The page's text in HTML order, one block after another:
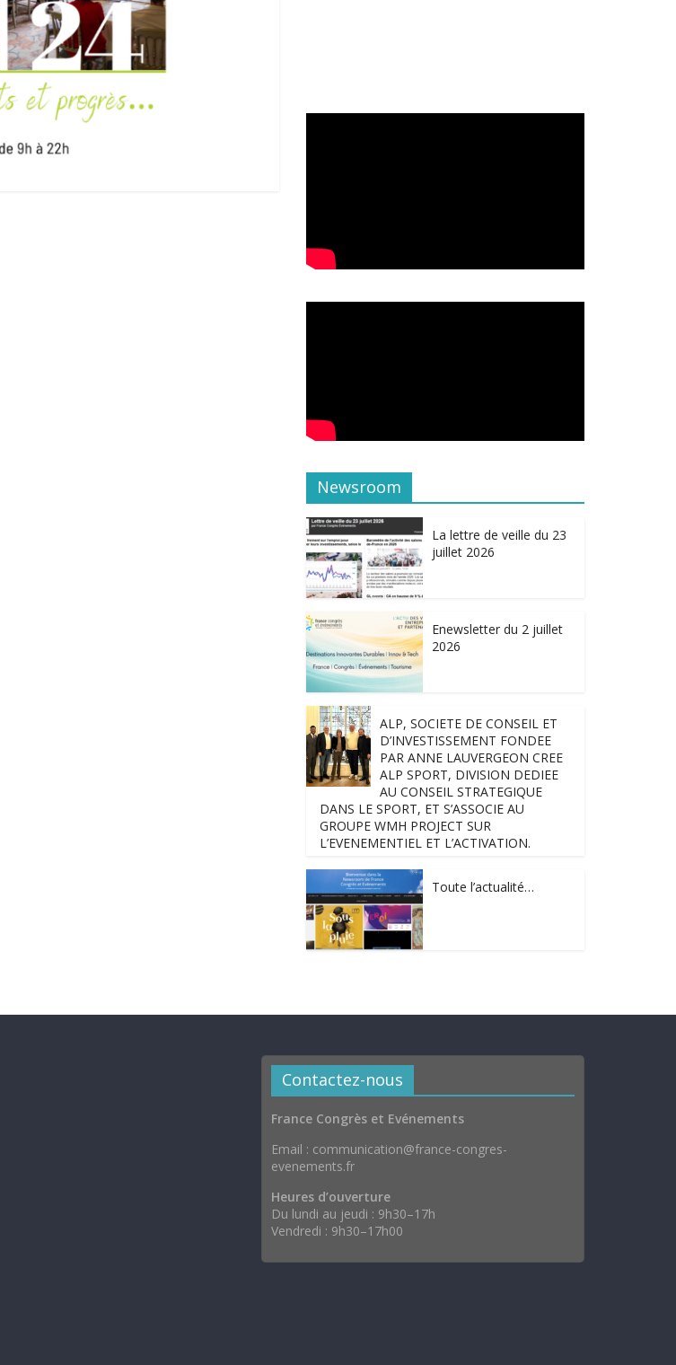
Newsroom
La lettre de veille du 23
juillet 2026
Enewsletter du 2 juillet
2026
ALP, SOCIETE DE CONSEIL ET
D’INVESTISSEMENT FONDEE
PAR ANNE LAUVERGEON CREE
ALP SPORT, DIVISION DEDIEE
AU CONSEIL STRATEGIQUE
DANS LE SPORT, ET S’ASSOCIE AU
GROUPE WMH PROJECT SUR
L’EVENEMENTIEL ET L’ACTIVATION.
Toute l’actualité…
Contactez-nous
France Congrès et Evénements
Email : communication@france-congres-
evenements.fr
Heures d’ouverture
Du lundi au jeudi : 9h30–17h
Vendredi : 9h30–17h00